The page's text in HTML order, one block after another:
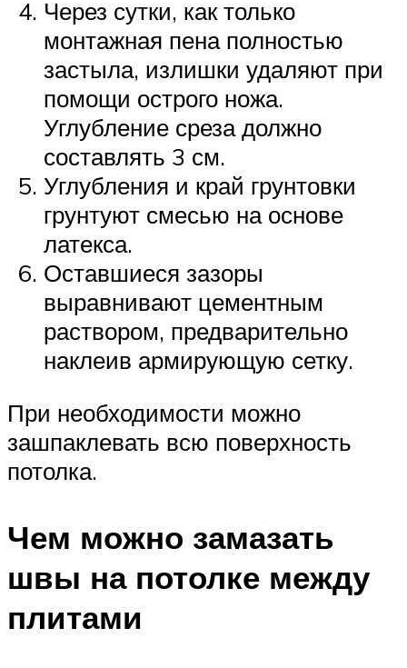
Через сутки, как только
монтажная пена полностью
застыла, излишки удаляют при
помощи острого ножа.
Углубление среза должно
составлять 3 см.
Углубления и край грунтовки
грунтуют смесью на основе
латекса.
Оставшиеся зазоры
выравнивают цементным
раствором, предварительно
наклеив армирующую сетку.
При необходимости можно
зашпаклевать всю поверхность
потолка.
Чем можно замазать
швы на потолке между
плитами